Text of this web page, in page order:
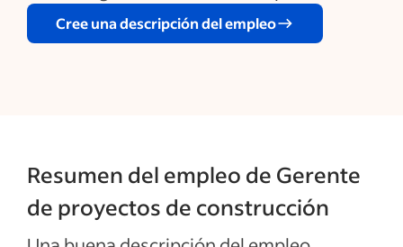
Cree una descripción del empleo
Resumen del empleo de Gerente
de proyectos de construcción